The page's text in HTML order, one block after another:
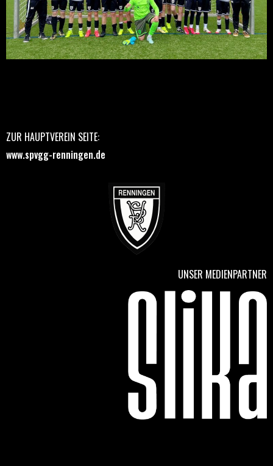
ZUR HAUPTVEREIN SEITE:
www.spvgg-renningen.de
UNSER MEDIENPARTNER